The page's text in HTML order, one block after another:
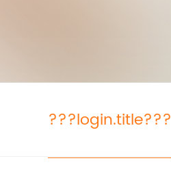
???login.title???